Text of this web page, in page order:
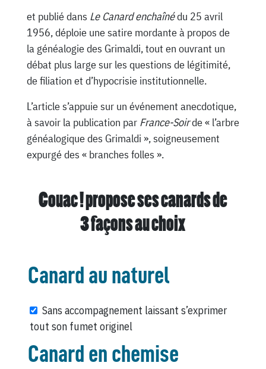
et publié dans Le Canard enchaînédu 25 avril
1956, déploie une satire mordante à propos de
la généalogie des Grimaldi, tout en ouvrant un
débat plus large sur les questions de légitimité,
de filiation et d’hypocrisie institutionnelle.
L’article s’appuie sur un événement anecdotique,
à savoir la publication par France-Soirde « l’arbre
généalogique des Grimaldi », soigneusement
expurgé des « branches folles ».
Couac ! propose ses canards de
3 façons au choix
Canard au naturel
Sans accompagnement laissant s’exprimer
tout son fumet originel
Canard en chemise